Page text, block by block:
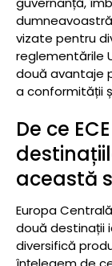
vizate pentru
reglementările
două avantaje
a conformității
De ce
această
Europa
două destinații
diversifică